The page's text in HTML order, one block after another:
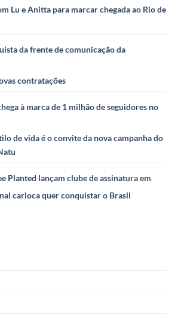
Lu e Anitta para marcar chegada ao Rio de
da frente de comunicação da
contratações
à marca de 1 milhão de seguidores no
de vida é o convite da nova campanha do
Planted lançam clube de assinaturaem
carioca quer conquistar o Brasil